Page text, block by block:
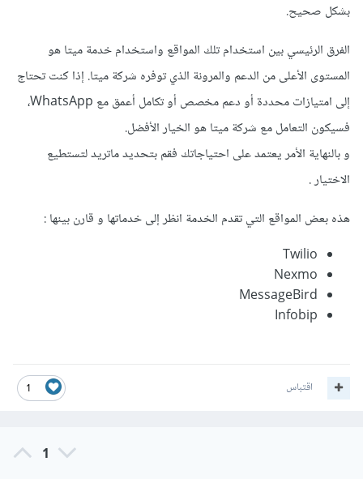
بشكل صحيح.
الفرق الرئيسي بين استخدام تلك المواقع واستخدام خدمة ميتا هو
المستوى الأعلى من الدعم والمرونة الذي توفره شركة ميتا. إذا كنت تحتاج
إلى امتيازات محددة أو دعم مخصص أو تكامل أعمق مع WhatsApp،
فسيكون التعامل مع شركة ميتا هو الخيار الأفضل.
و بالنهاية الأمر يعتمد على احتياجاتك فقم بتحديد ماتريد لتستطيع
الاختيار .
هذه بعض المواقع التي تقدم الخدمة انظر إلى خدماتها و قارن بينها
Twilio
Nexmo
MessageBird
Infobip
1 اقتباس
1